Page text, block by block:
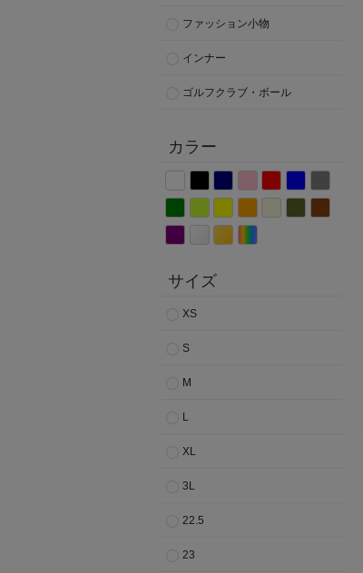
ファッション小物
インナー
ゴルフクラブ・ボール
カラー
サイズ
XS
S
M
L
XL
3L
22.5
23